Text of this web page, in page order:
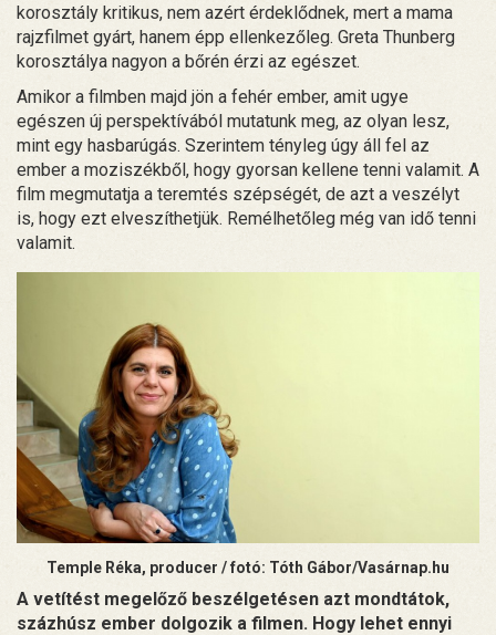
korosztály kritikus, nem azért érdeklődnek, mert a mama
rajzfilmet gyárt, hanem épp ellenkezőleg. Greta Thunberg
korosztálya nagyon a bőrén érzi az egészet.
Amikor a filmben majd jön a fehér ember, amit ugye
egészen új perspektívából mutatunk meg, az olyan lesz,
mint egy hasbarúgás. Szerintem tényleg úgy áll fel az
ember a moziszékből, hogy gyorsan kellene tenni valamit. A
film megmutatja a teremtés szépségét, de azt a veszélyt
is, hogy ezt elveszíthetjük. Remélhetőleg még van idő tenni
valamit.
Temple Réka, producer / fotó: Tóth Gábor/Vasárnap.hu
A vetítést megelőző beszélgetésen azt mondtátok,
százhúsz ember dolgozik a filmen. Hogy lehet ennyi